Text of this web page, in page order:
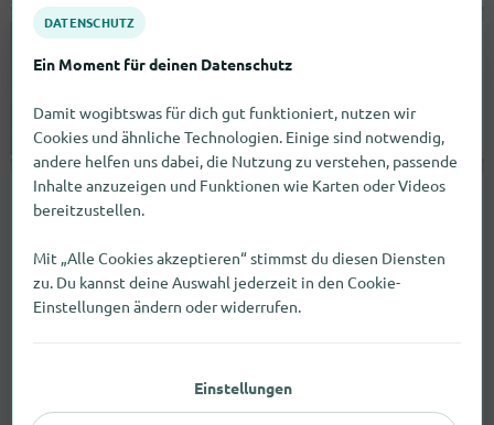
Keine Angabe | Schreibwarengeschäfte
Anzeige
DATENSCHUTZ
Ein Moment für deinen Datenschutz
Damit wogibtswas für dich gut funktioniert, nutzen wir
Cookies und ähnliche Technologien. Einige sind notwendig,
andere helfen uns dabei, die Nutzung zu verstehen, passende
Inhalte anzuzeigen und Funktionen wie Karten oder Videos
bereitzustellen.
Mit „Alle Cookies akzeptieren“ stimmst du diesen Diensten
zu. Du kannst deine Auswahl jederzeit in den Cookie-
Einstellungen ändern oder widerrufen.
Einstellungen